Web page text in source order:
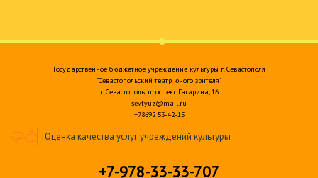
Государственное бюджетное учреждение культуры г. Севастополя
"Севастопольский театр юного зрителя"
г. Севастополь, проспект Гагарина, 16
sevtyuz@mail.ru
+78692 53-42-15
Оценка качества услуг учреждений культуры
+7-978-33-33-707